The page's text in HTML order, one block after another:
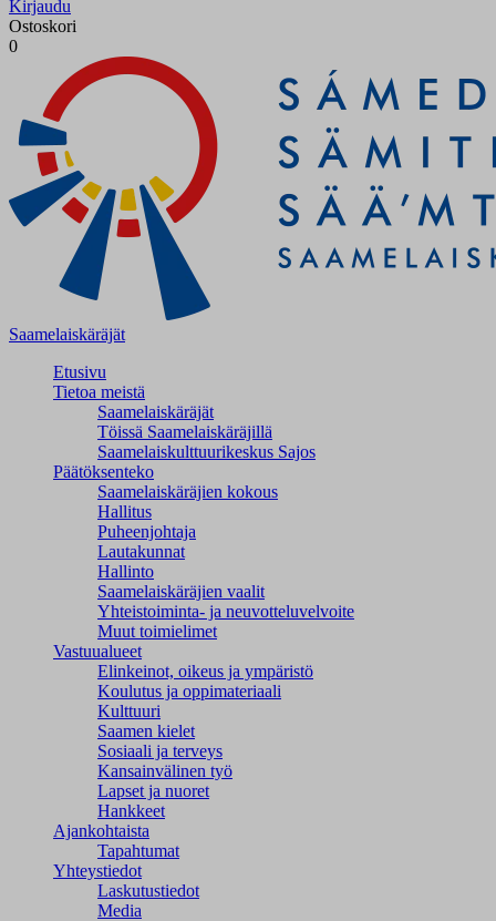
Kirjaudu
Ostoskori
0
Saamelaiskäräjät
Etusivu
Tietoa meistä
Saamelaiskäräjät
Töissä Saamelaiskäräjillä
Saamelaiskulttuuri­keskus Sajos
Päätöksenteko
Saamelaiskäräjien kokous
Hallitus
Puheenjohtaja
Lautakunnat
Hallinto
Saamelaiskäräjien vaalit
Yhteistoiminta- ja neuvotteluvelvoite
Muut toimielimet
Vastuualueet
Elinkeinot, oikeus ja ympäristö
Koulutus ja oppimateriaali
Kulttuuri
Saamen kielet
Sosiaali ja terveys
Kansainvälinen työ
Lapset ja nuoret
Hankkeet
Ajankohtaista
Tapahtumat
Yhteystiedot
Laskutustiedot
Media